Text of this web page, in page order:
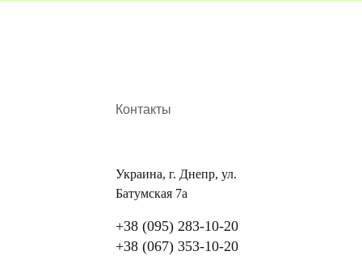
Контакты
Украина, г. Днепр, ул.
Батумская 7а
+38 (095) 283-10-20
+38 (067) 353-10-20